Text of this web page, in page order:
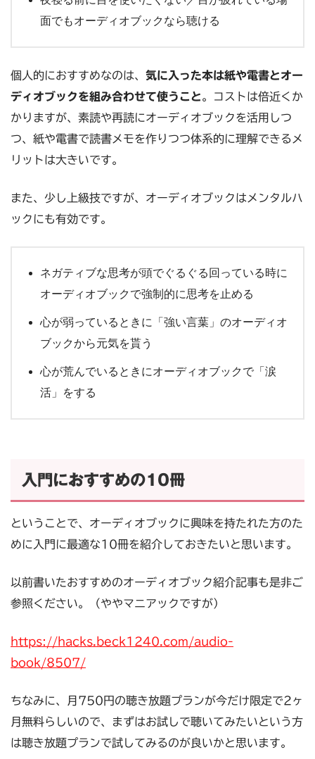
面でもオーディオブックなら聴ける
個人的におすすめなのは、 気に入った本は紙や電書とオー
ディオブックを組み合わせて使うこと。コストは倍近くか
かりますが、素読や再読にオーディオブックを活用しつ
つ、紙や電書で読書メモを作りつつ体系的に理解できるメ
リットは大きいです。
また、少し上級技ですが、オーディオブックはメンタルハ
ックにも有効です。
ネガティブな思考が頭でぐるぐる回っている時に
オーディオブックで強制的に思考を止める
心が弱っているときに「強い言葉」のオーディオ
ブックから元気を貰う
心が荒んでいるときにオーディオブックで「涙
活」をする
入門におすすめの10冊
ということで、オーディオブックに興味を持たれた方のた
めに入門に最適な10冊を紹介しておきたいと思います。
以前書いたおすすめのオーディオブック紹介記事も是非ご
参照ください。（ややマニアックですが）
https://hacks.beck1240.com/audio-
book/8507/
ちなみに、月750円の聴き放題プランが今だけ限定で2ヶ
月無料らしいので、まずはお試しで聴いてみたいという方
は聴き放題プランで試してみるのが良いかと思います。